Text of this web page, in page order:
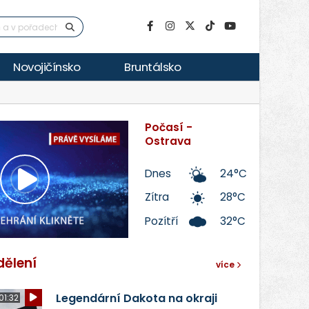
Novojičínsko Bruntálsko
Přehrát
video
Počasí -
Ostrava
Dnes
24°C
Zítra
28°C
Pozítří
32°C
více
Legendární Dakota na okraji